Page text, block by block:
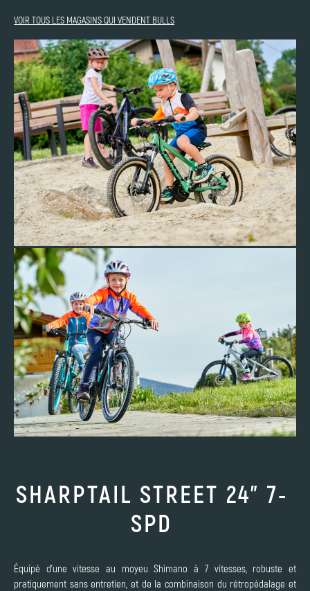
VOIR TOUS LES MAGASINS QUI VENDENT BULLS
SHARPTAIL STREET 24" 7-
SPD
Équipé d'une vitesse au moyeu Shimano à 7 vitesses, robuste et
pratiquement sans entretien, et de la combinaison du rétropédalage et